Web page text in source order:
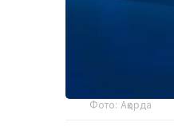
Фото: Ақорда